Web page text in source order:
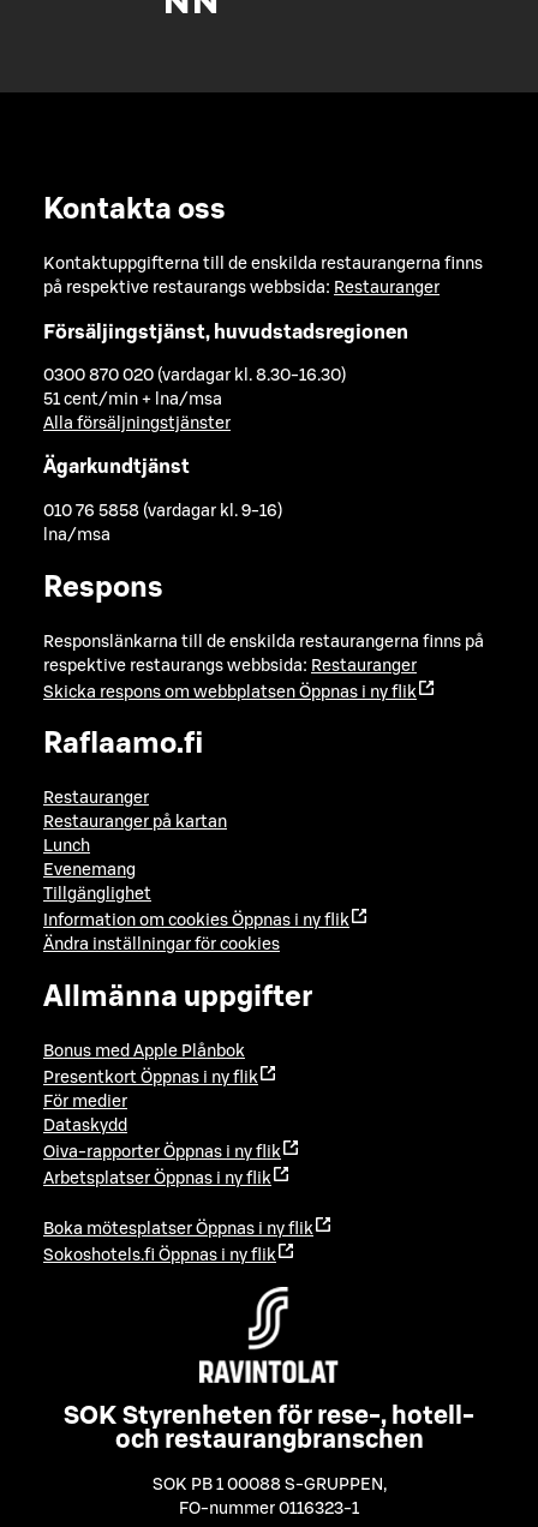
Kontakta oss
Kontaktuppgifterna till de enskilda restaurangerna finns
på respektive restaurangs webbsida: Restauranger
Försäljingstjänst, huvudstadsregionen
0300 870 020 (vardagar kl. 8.30-16.30)
51 cent/min + lna/msa
Alla försäljningstjänster
Ägarkundtjänst
010 76 5858 (vardagar kl. 9-16)
lna/msa
Respons
Responslänkarna till de enskilda restaurangerna finns på
respektive restaurangs webbsida: Restauranger
Skicka respons om webbplatsen Öppnas i ny flik
Raflaamo.fi
Restauranger
Restauranger på kartan
Lunch
Evenemang
Tillgänglighet
Information om cookies Öppnas i ny flik
Ändra inställningar för cookies
Allmänna uppgifter
Bonus med Apple Plånbok
Presentkort Öppnas i ny flik
För medier
Dataskydd
Oiva-rapporter Öppnas i ny flik
Arbetsplatser Öppnas i ny flik
Boka mötesplatser Öppnas i ny flik
Sokoshotels.fi Öppnas i ny flik
SOK Styrenheten för rese-, hotell-
och restaurangbranschen
SOK PB 1 00088 S-GRUPPEN ,
FO-nummer 0116323-1